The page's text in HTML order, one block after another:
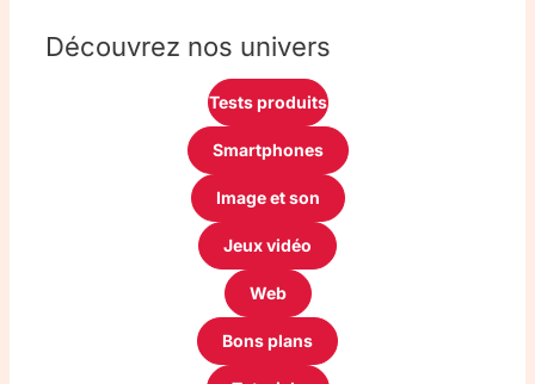
Découvrez nos univers
Tests produits
Smartphones
Image et son
Jeux vidéo
Web
Bons plans